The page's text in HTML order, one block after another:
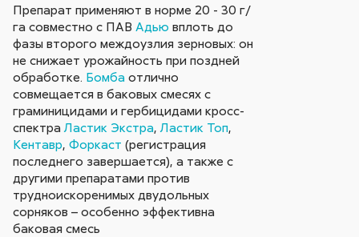
Препарат применяют в норме 20 - 30 г/
га совместно с ПАВ Адью вплоть до
фазы второго междоузлия зерновых: он
не снижает урожайность при поздней
обработке. Бомба отлично
совмещается в баковых смесях с
граминицидами и гербицидами кросс-
спектраЛастик Экстра,Ластик Топ,
Кентавр,Форкаст (регистрация
последнего завершается), а также с
другими препаратами против
трудноискоренимых двудольных
сорняков – особенно эффективна
баковая смесь